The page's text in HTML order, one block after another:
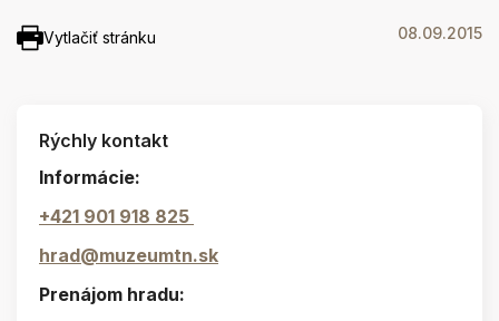
Vytlačiť stránku 08.09.2015
Rýchly kontakt
Informácie:
+421 901 918 825
hrad@muzeumtn.sk
Prenájom hradu: